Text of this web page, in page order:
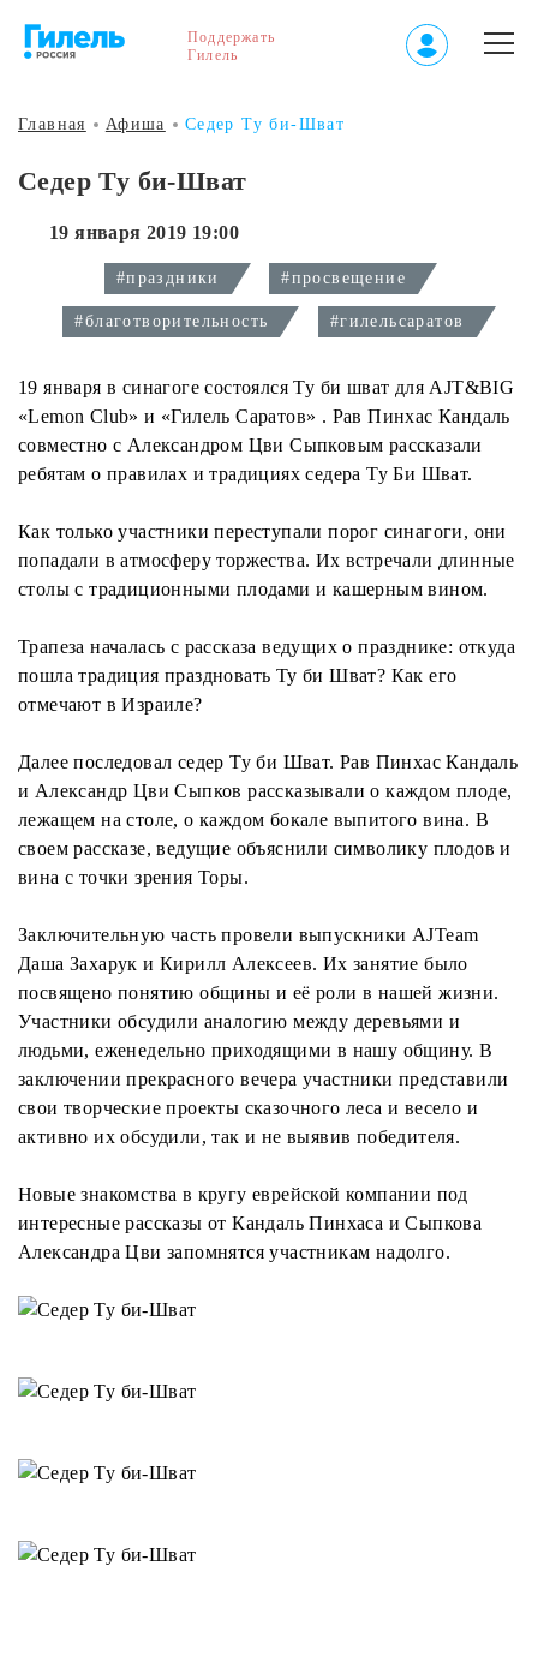
Поддержать
Гилель
Главная Афиша Седер Ту би-Шват
Седер Ту би-Шват
19 января 2019 19:00
#праздники #просвещение
#благотворительность #гилельсаратов
19 января в синагоге состоялся Ту би шват для AJT&BIG
«Lemon Club» и «Гилель Саратов» . Рав Пинхас Кандаль
совместно с Александром Цви Сыпковым рассказали
ребятам о правилах и традициях седера Ту Би Шват.
Как только участники переступали порог синагоги, они
попадали в атмосферу торжества. Их встречали длинные
столы с традиционными плодами и кашерным вином.
Трапеза началась с рассказа ведущих о празднике: откуда
пошла традиция праздновать Ту би Шват? Как его
отмечают в Израиле?
Далее последовал седер Ту би Шват. Рав Пинхас Кандаль
и Александр Цви Сыпков рассказывали о каждом плоде,
лежащем на столе, о каждом бокале выпитого вина. В
своем рассказе, ведущие объяснили символику плодов и
вина с точки зрения Торы.
Заключительную часть провели выпускники AJTeam
Даша Захарук и Кирилл Алексеев. Их занятие было
посвящено понятию общины и её роли в нашей жизни.
Участники обсудили аналогию между деревьями и
людьми, еженедельно приходящими в нашу общину. В
заключении прекрасного вечера участники представили
свои творческие проекты сказочного леса и весело и
активно их обсудили, так и не выявив победителя.
Новые знакомства в кругу еврейской компании под
интересные рассказы от Кандаль Пинхаса и Сыпкова
Александра Цви запомнятся участникам надолго.